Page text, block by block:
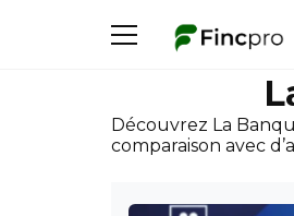
Découvrez La
comparaison avec